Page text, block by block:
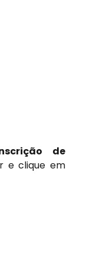
de
e clique em